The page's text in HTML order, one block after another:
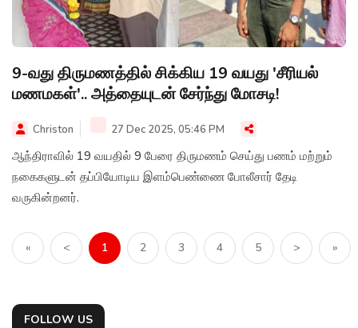
9-வது திருமணத்தில் சிக்கிய 19 வயது 'சீரியல்
மணமகள்'.. அத்தையுடன் சேர்ந்து மோசடி!
Christon 27 Dec 2025, 05:46 PM
ஆந்திராவில் 19 வயதில் 9 பேரை திருமணம் செய்து பணம் மற்றும்
நகைகளுடன் தப்பியோடிய இளம்பெண்ணை போலீசார் தேடி
வருகின்றனர்.
« < 1 2 3 4 5 > »
FOLLOW US